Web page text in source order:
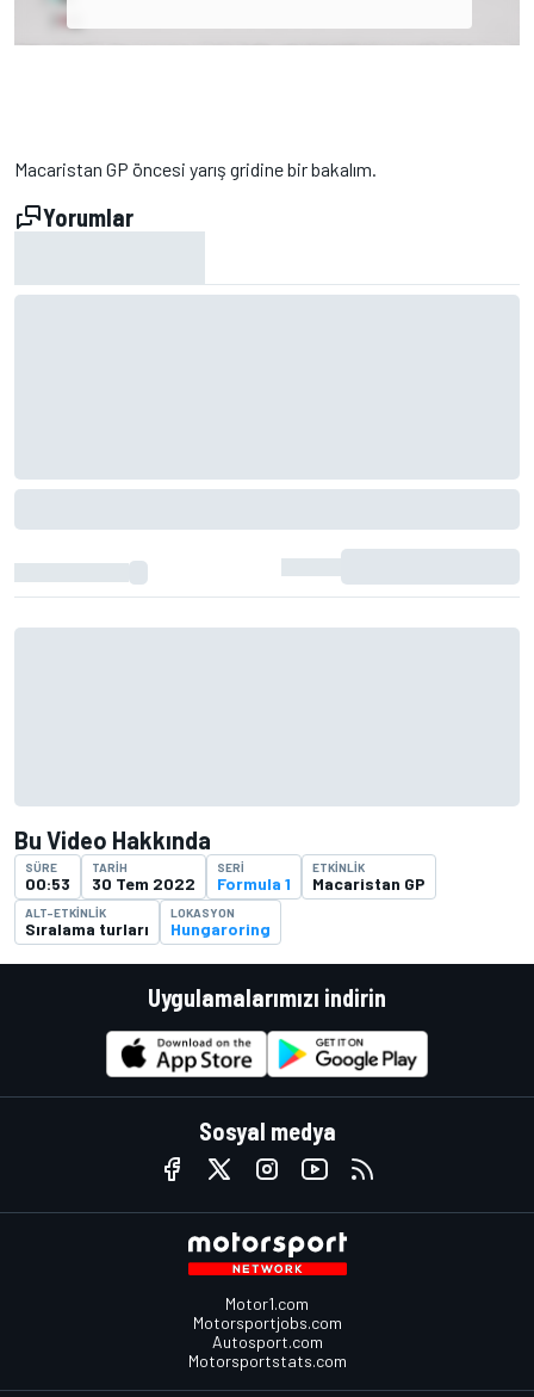
Macaristan GP öncesi yarış gridine bir bakalım.
Yorumlar
Bu Video Hakkında
SÜRE
00:53
TARIH
30 Tem 2022
SERI
Formula 1
ETKINLIK
Macaristan GP
ALT-ETKINLIK
Sıralama turları
LOKASYON
Hungaroring
Uygulamalarımızı indirin
Sosyal medya
Motor1.com
Motorsportjobs.com
Autosport.com
Motorsportstats.com